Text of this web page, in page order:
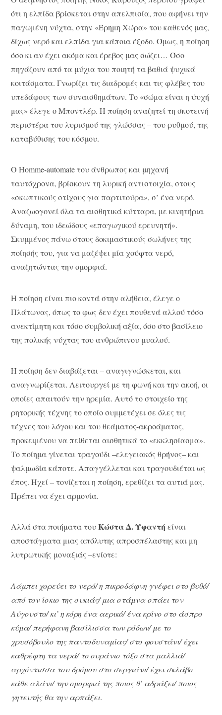
ότι η ελπίδα βρίσκεται στην απελπισία, που αφήνει την
παγωμένη νύχτα, στην «Έρημη Χώρα» του καθενός μας,
δίχως νερό και ελπίδα για κάποια έξοδο. Όμως, η ποίηση
όσο κι αν έχει ακόμα και έρεβος μας σώζει… Όσο
πηγάζουν από τα μύχια του ποιητή τα βαθιά ψυχικά
κοιτάσματα. Γνωρίζει τις διαδρομές και τις φλέβες του
υπεδάφους των συναισθημάτων. Το «σώμα είναι η ψυχή
μας» έλεγε ο Μποντλέρ. Η ποίηση αναζητεί τη σκοτεινή
περιστέρα του λυρισμού της γλώσσας – του ρυθμού, της
καταβύθισης του κόσμου.
Ο Homme-automate του άνθρωπος και μηχανή
ταυτόχρονα, βρίσκουν τη λυρική αντιστοιχία, στους
«σκωπτικούς στίχους για παρτιτούρα», σ’ ένα νερό.
Αναζωογονεί όλα τα αισθητικά κύτταρα, με κινητήρια
δύναμη, του ιδεώδους «επαγωγικού ερευνητή».
Σκυμμένος πάνω στους δοκιμαστικούς σωλήνες της
ποίησής του, για να μαζέψει μία χούφτα νερό,
αναζητώντας την ομορφιά.
Η ποίηση είναι πιο κοντά στην αλήθεια, έλεγε ο
Πλάτωνας, όπως το φως δεν έχει πουθενά αλλού τόσο
ανεκτίμητη και τόσο συμβολική αξία, όσο στο βασίλειο
της πολικής νύχτας του ανθρώπινου μυαλού.
Η ποίηση δεν διαβάζεται – αναγιγνώσκεται, και
αναγνωρίζεται. Λειτουργεί με τη φωνή και την ακοή, οι
οποίες απαιτούν την ηρεμία. Αυτό το στοιχείο της
ρητορικής τέχνης το οποίο συμμετέχει σε όλες τις
τέχνες του λόγου και του θεάματος-ακροάματος,
προκειμένου να πείθεται αισθητικά το «εκκλησίασμα».
Το ποίημα γίνεται τραγούδι –ελεγειακός θρήνος– και
ψαλμωδία κάποτε. Απαγγέλλεται και τραγουδιέται ως
έπος. Ηχεί – τονίζεται η ποίηση, ερεθίζει τα αυτιά μας.
Πρέπει να έχει αρμονία.
Αλλά στα ποιήματα τουΚώστα Δ. Υφαντή είναι
αποστάγματα μιας απόλυτης απροσπέλαστης και μη
λυτρωτικής μοναξιάς –ενίοτε:
Λάμπει χορεύει το νερό/ η πικροδάφνη γνέφει στο βυθό/
από τον ίσκιο της συκιάς/ μια στάμνα σπάει τον
Αύγουστο/ κι’ η κόρη ένα αερικό/ ένα κρίνο στο άσπρο
κύμα/ περήφανη βασίλισσα των ρόδων/ με το
χρυσόβουλο της παντοδυναμίας/ στο φουστάνι/ έχει
καθρέφτη τα νερά/ το ουράνιο τόξο στα μαλλιά/
αρχόντισσα του δρόμου στο σεργιάνι/ έχει σκλάβο
κάθε αλάνι/ την ομορφιά της ποιος θ’ αδράξει/ ποιος
γητευτής θα την αρπάξει.